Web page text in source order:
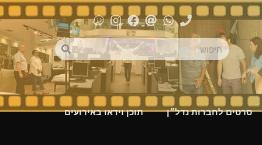
סרטים לחברות נדל״ן תוכן וידאו באירועים